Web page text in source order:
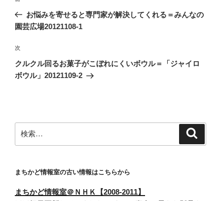
ナ
ゲ
ー
シ
の
投
お悩みを寄せると専門家が解決してくれる＝みんなの
園芸広場20121108-1
次
の
投
次
クルクル回るお菓子がこぼれにくいボウル＝「ジャイロ
ボウル」20121109-2
索:
まちかど情報室の古い情報はこちらから
まちかど情報室＠ＮＨＫ【2008-2011】